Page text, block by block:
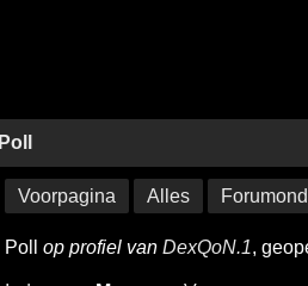
Poll
Voorpagina Alles
Poll op profiel van DexQoN.1,